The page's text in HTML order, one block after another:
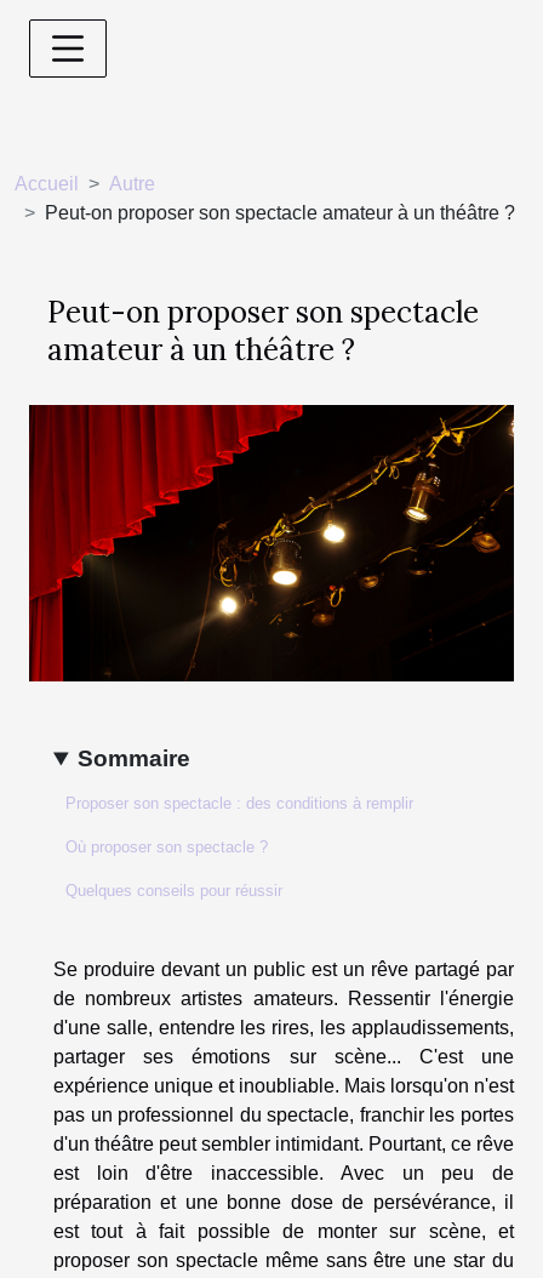
Accueil
Autre
Peut-on proposer son spectacle amateur à un théâtre ?
Peut-on proposer son spectacle
amateur à un théâtre ?
Sommaire
Proposer son spectacle : des conditions à remplir
Où proposer son spectacle ?
Quelques conseils pour réussir
Se produire devant un public est un rêve partagé par
de nombreux artistes amateurs. Ressentir l'énergie
d'une salle, entendre les rires, les applaudissements,
partager ses émotions sur scène... C'est une
expérience unique et inoubliable. Mais lorsqu'on n'est
pas un professionnel du spectacle, franchir les portes
d'un théâtre peut sembler intimidant. Pourtant, ce rêve
est loin d'être inaccessible. Avec un peu de
préparation et une bonne dose de persévérance, il
est tout à fait possible de monter sur scène, et
proposer son spectacle même sans être une star du